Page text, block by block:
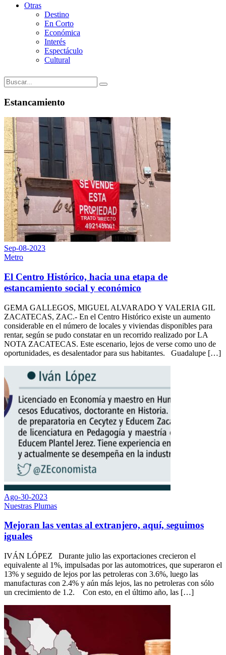
Otras
Destino
En Corto
Económica
Interés
Espectáculo
Cultural
Estancamiento
Sep-08-2023
Metro
El Centro Histórico, hacia una etapa de
estancamiento social y económico
GEMA GALLEGOS, MIGUEL ALVARADO Y VALERIA GIL
ZACATECAS, ZAC.- En el Centro Histórico existe un aumento
considerable en el número de locales y viviendas disponibles para
rentar, según se pudo constatar en un recorrido realizado por LA
NOTA ZACATECAS. Este escenario, lejos de verse como uno de
oportunidades, es desalentador para sus habitantes. Guadalupe […]
Ago-30-2023
Nuestras Plumas
Mejoran las ventas al extranjero, aquí, seguimos
iguales
IVÁN LÓPEZ Durante julio las exportaciones crecieron el
equivalente al 1%, impulsadas por las automotrices, que superaron el
13% y seguido de lejos por las petroleras con 3.6%, luego las
manufacturas con 2.4% y aún más lejos, las no petroleras con sólo
un crecimiento de 1.2. Con esto, en el último año, las […]